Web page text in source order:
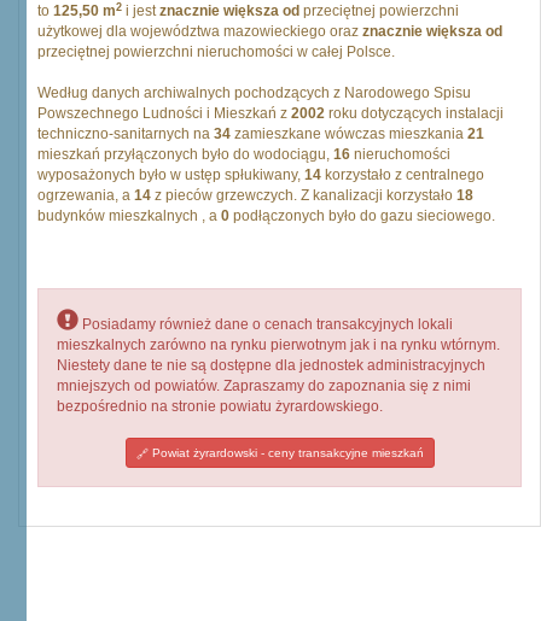
to 125,50 m2 i jestznacznie większa od przeciętnej powierzchni
użytkowej dla województwa mazowieckiego oraz znacznie większa od
przeciętnej powierzchni nieruchomości w całej Polsce.
Według danych archiwalnych pochodzących z Narodowego Spisu
Powszechnego Ludności i Mieszkań z 2002 roku dotyczących instalacji
techniczno-sanitarnych na 34 zamieszkane wówczas mieszkania 21
mieszkań przyłączonych było do wodociągu, 16 nieruchomości
wyposażonych było w ustęp spłukiwany, 14 korzystało z centralnego
ogrzewania, a 14 z pieców grzewczych. Z kanalizacji korzystało 18
budynków mieszkalnych , a 0 podłączonych było do gazu sieciowego.
Posiadamy również dane o cenach transakcyjnych lokali
mieszkalnych zarówno na rynku pierwotnym jak i na rynku wtórnym.
Niestety dane te nie są dostępne dla jednostek administracyjnych
mniejszych od powiatów. Zapraszamy do zapoznania się z nimi
bezpośrednio na stronie powiatu żyrardowskiego.
Powiat żyrardowski - ceny transakcyjne mieszkań